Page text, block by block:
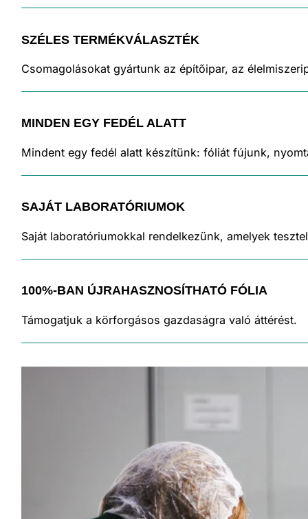
SZÉLES TERMÉKVÁLASZTÉK
Csomagolásokat gyártunk az építőipar, az
MINDEN EGY FEDÉL ALATT
Mindent egy fedél alatt készítünk: fóliát fújunk,
SAJÁT LABORATÓRIUMOK
Saját laboratóriumokkal rendelkezünk, amelyek
100%-BAN ÚJRAHASZNOSÍTHATÓ FÓLIA
Támogatjuk a körforgásos gazdaságra való áttérést.